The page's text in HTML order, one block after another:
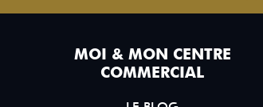
MOI & MON CENTRE
COMMERCIAL